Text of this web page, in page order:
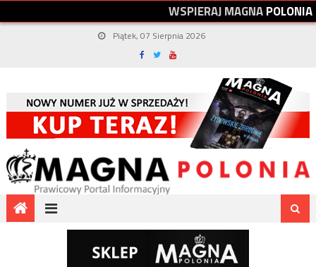
WSPIERAJMAGNAPOLONIA
Piątek, 07 Sierpnia 2026